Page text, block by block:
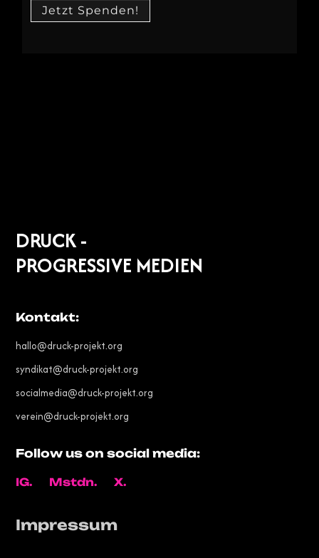
Jetzt Spenden!
DRUCK -
PROGRESSIVE MEDIEN
Kontakt:
hallo@druck-projekt.org
syndikat@druck-projekt.org
socialmedia@druck-projekt.org
verein@druck-projekt.org
Follow us on social media:
IG. Mstdn. X.
Impressum